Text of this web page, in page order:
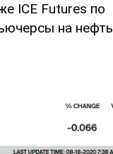
ICE Futures по
на нефть